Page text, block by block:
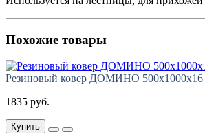
Похожие товары
Резиновый ковер ДОМИНО
1835 руб.
Купить